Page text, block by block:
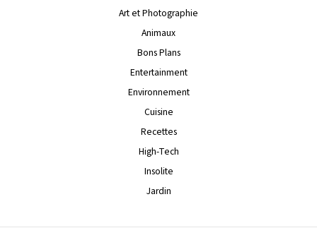
Art et Photographie
Animaux
Bons Plans
Entertainment
Environnement
Cuisine
Recettes
High-Tech
Insolite
Jardin